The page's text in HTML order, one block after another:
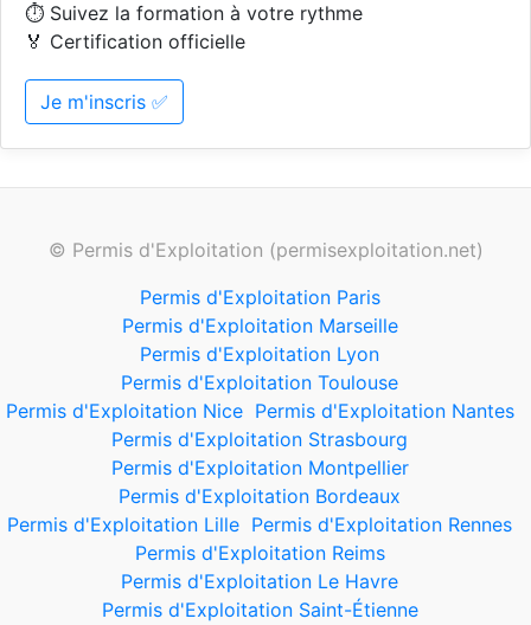
⏱️ Suivez la formation à votre rythme
🏅 Certification officielle
Je m'inscris ✅
© Permis d'Exploitation (permisexploitation.net)
Permis d'Exploitation Paris
Permis d'Exploitation Marseille
Permis d'Exploitation Lyon
Permis d'Exploitation Toulouse
Permis d'Exploitation Nice Permis d'Exploitation Nantes
Permis d'Exploitation Strasbourg
Permis d'Exploitation Montpellier
Permis d'Exploitation Bordeaux
Permis d'Exploitation Lille Permis d'Exploitation Rennes
Permis d'Exploitation Reims
Permis d'Exploitation Le Havre
Permis d'Exploitation Saint-Étienne